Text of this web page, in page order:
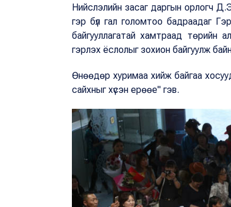
Нийслэлийн засаг даргын орлогч
гэр бүл гал голомтоо бадраадаг
байгууллагатай хамтраад төрийн
гэрлэх ёслолыг зохион байгуулж
Өнөөдөр хуримаа хийж байгаа
сайхныг хүсэн ерөөе" гэв.